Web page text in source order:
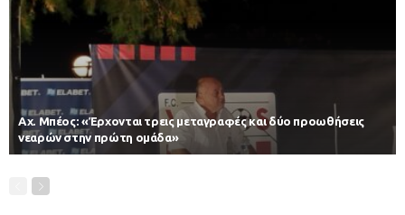
Αχ. Μπέος: «Έρχονται τρεις μεταγραφές και δύο προωθήσεις
νεαρών στην πρώτη ομάδα»